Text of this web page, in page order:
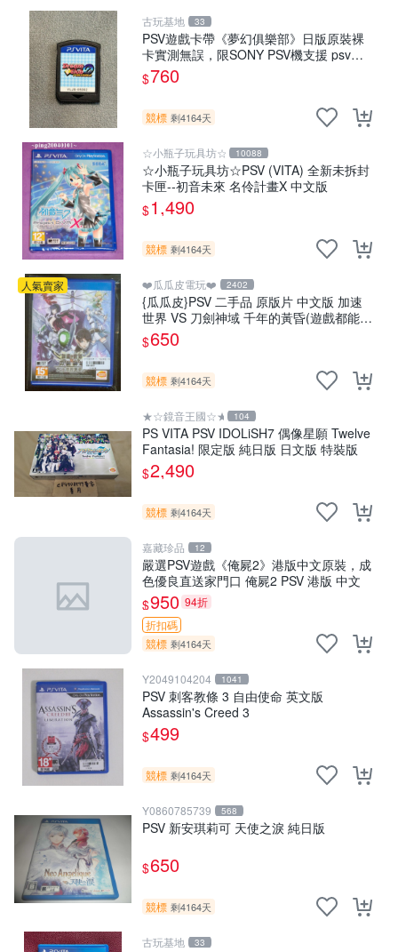
古玩基地 33
PSV遊戲卡帶《夢幻俱樂部》日版原裝裸
卡實測無誤，限SONY PSV機支援 psv
psv游戲 psv夢幻俱樂部
$760
競標 剩4164天
☆小瓶子玩具坊☆ 10088
☆小瓶子玩具坊☆PSV (VITA) 全新未拆封
卡匣--初音未來 名伶計畫X 中文版
$1,490
競標 剩4164天
人氣賣家 ❤️瓜瓜皮電玩❤️ 2402
{瓜瓜皮}PSV 二手品 原版片 中文版 加速
世界 VS 刀劍神域 千年的黃昏(遊戲都能回
收)
$650
競標 剩4164天
★☆鏡音王國☆★ 104
PS VITA PSV IDOLiSH7 偶像星願 Twelve
Fantasia! 限定版 純日版 日文版 特裝版
$2,490
競標 剩4164天
嘉藏珍品 12
嚴選PSV遊戲《俺屍2》港版中文原裝，成
色優良直送家門口 俺屍2 PSV 港版 中文
$950 94折
折扣碼
競標 剩4164天
Y2049104204 1041
PSV 刺客教條 3 自由使命 英文版
Assassin's Creed 3
$499
競標 剩4164天
Y0860785739 568
PSV 新安琪莉可 天使之淚 純日版
$650
競標 剩4164天
古玩基地 33